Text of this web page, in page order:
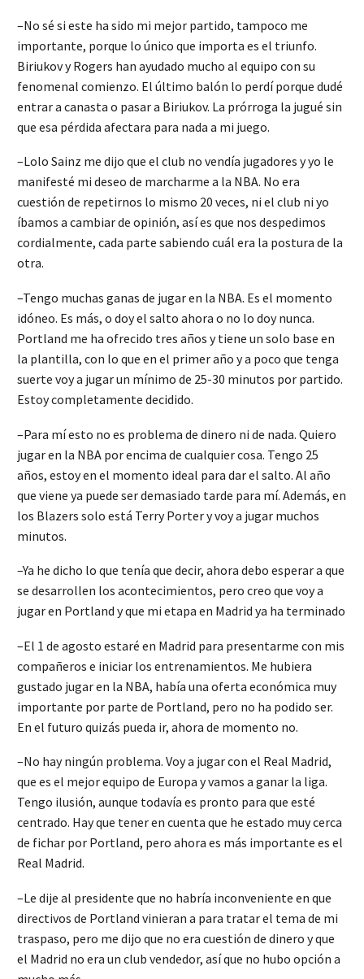
–No sé si este ha sido mi mejor partido, tampoco me
importante, porque lo único que importa es el triunfo.
Biriukov y Rogers han ayudado mucho al equipo con su
fenomenal comienzo. El último balón lo perdí porque dudé
entrar a canasta o pasar a Biriukov. La prórroga la jugué sin
que esa pérdida afectara para nada a mi juego.
–Lolo Sainz me dijo que el club no vendía jugadores y yo le
manifesté mi deseo de marcharme a la NBA. No era
cuestión de repetirnos lo mismo 20 veces, ni el club ni yo
íbamos a cambiar de opinión, así es que nos despedimos
cordialmente, cada parte sabiendo cuál era la postura de la
otra.
–Tengo muchas ganas de jugar en la NBA. Es el momento
idóneo. Es más, o doy el salto ahora o no lo doy nunca.
Portland me ha ofrecido tres años y tiene un solo base en
la plantilla, con lo que en el primer año y a poco que tenga
suerte voy a jugar un mínimo de 25-30 minutos por partido.
Estoy completamente decidido.
–Para mí esto no es problema de dinero ni de nada. Quiero
jugar en la NBA por encima de cualquier cosa. Tengo 25
años, estoy en el momento ideal para dar el salto. Al año
que viene ya puede ser demasiado tarde para mí. Además, en
los Blazers solo está Terry Porter y voy a jugar muchos
minutos.
–Ya he dicho lo que tenía que decir, ahora debo esperar a que
se desarrollen los acontecimientos, pero creo que voy a
jugar en Portland y que mi etapa en Madrid ya ha terminado
–El 1 de agosto estaré en Madrid para presentarme con mis
compañeros e iniciar los entrenamientos. Me hubiera
gustado jugar en la NBA, había una oferta económica muy
importante por parte de Portland, pero no ha podido ser.
En el futuro quizás pueda ir, ahora de momento no.
–No hay ningún problema. Voy a jugar con el Real Madrid,
que es el mejor equipo de Europa y vamos a ganar la liga.
Tengo ilusión, aunque todavía es pronto para que esté
centrado. Hay que tener en cuenta que he estado muy cerca
de fichar por Portland, pero ahora es más importante es el
Real Madrid.
–Le dije al presidente que no habría inconveniente en que
directivos de Portland vinieran a para tratar el tema de mi
traspaso, pero me dijo que no era cuestión de dinero y que
el Madrid no era un club vendedor, así que no hubo opción a